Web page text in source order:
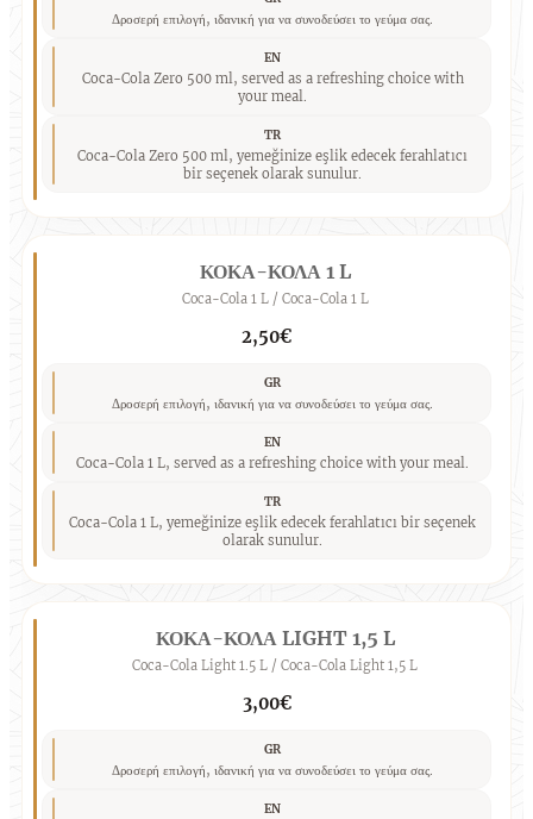
Δροσερή επιλογή, ιδανική για να συνοδεύσει το γεύμα σας.
EN
Coca-Cola Zero 500 ml, served as a refreshing choice with
your meal.
TR
Coca-Cola Zero 500 ml, yemeğinize eşlik edecek ferahlatıcı
bir seçenek olarak sunulur.
ΚΟΚΑ-ΚΟΛΑ 1 L
Coca-Cola 1 L / Coca-Cola 1 L
2,50€
GR
Δροσερή επιλογή, ιδανική για να συνοδεύσει το γεύμα σας.
EN
Coca-Cola 1 L, served as a refreshing choice with your meal.
TR
Coca-Cola 1 L, yemeğinize eşlik edecek ferahlatıcı bir seçenek
olarak sunulur.
ΚΟΚΑ-ΚΟΛΑ LIGHT 1,5 L
Coca-Cola Light 1.5 L / Coca-Cola Light 1,5 L
3,00€
GR
Δροσερή επιλογή, ιδανική για να συνοδεύσει το γεύμα σας.
EN